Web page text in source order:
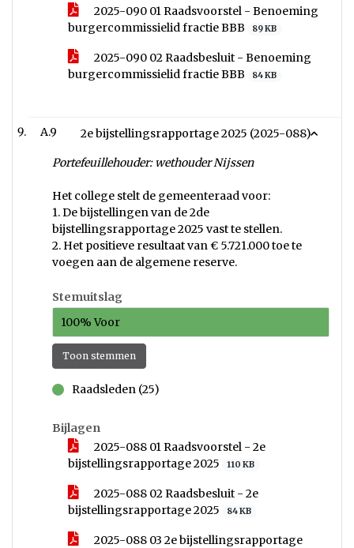
2025-090 01 Raadsvoorstel - Benoeming
burgercommissielid fractie BBB
89 KB
2025-090 02 Raadsbesluit - Benoeming
burgercommissielid fractie BBB
84 KB
A.9 2e bijstellingsrapportage 2025 (2025-088)
Portefeuillehouder: wethouder Nijssen
Het college stelt de gemeenteraad voor:
1. De bijstellingen van de 2de
bijstellingsrapportage 2025 vast te stellen.
2. Het positieve resultaat van € 5.721.000 toe te
voegen aan de algemene reserve.
Stemuitslag
100% Voor
Toon stemmen
Raadsleden (25)
Bijlagen
2025-088 01 Raadsvoorstel - 2e
bijstellingsrapportage 2025
110 KB
2025-088 02 Raadsbesluit - 2e
bijstellingsrapportage 2025
84 KB
2025-088 03 2e bijstellingsrapportage